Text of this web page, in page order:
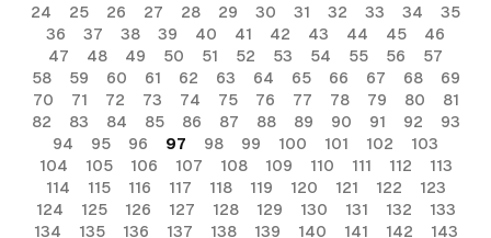
24
25 26 27 28 29 30 31 32 33 34
35
36
37 38 39 40 41 42 43 44 45
46
47
48 49 50 51 52 53 54 55 56
57
58
59 60 61 62 63 64 65 66 67 68
69
70
71 72 73 74 75 76 77 78 79 80
81
82
83 84 85 86 87 88 89 90 91 92
93
94
95 96 97 98 99 100 101 102
103
104
105 106 107 108 109 110 111 112
113
114
115 116 117 118 119 120 121 122
123
124
125 126 127 128 129 130 131 132
133
134
135 136 137 138 139 140 141 142 143